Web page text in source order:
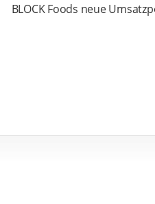
BLOCK Foods neue